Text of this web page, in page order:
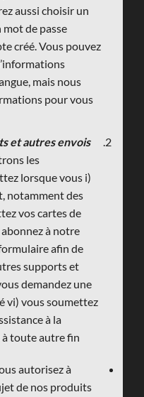
aussi choisir un
de passe
créé. Vous pouvez
mais nous
pour vous
et autres envois
les
lorsque vous i)
notamment des
vos cartes de
à notre
afin de
supports et
demandez une
vi) vous soumettez
à la
toute autre fin.
autorisez à
de nos produits